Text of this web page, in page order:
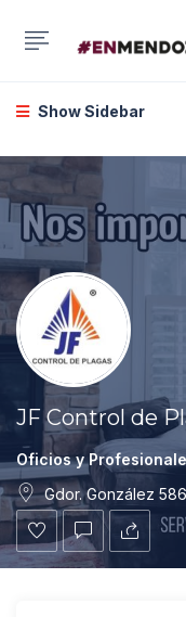
Show Sidebar
JF Control de
Oficios y
Gdor. González